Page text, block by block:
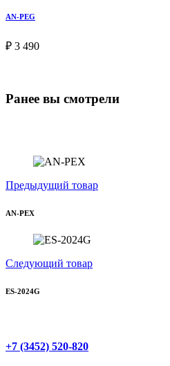
AN-PEG
₽ 3 490
Ранее вы смотрели
Предыдущий товар
AN-PEX
Следующий товар
ES-2024G
+7 (3452) 520-820